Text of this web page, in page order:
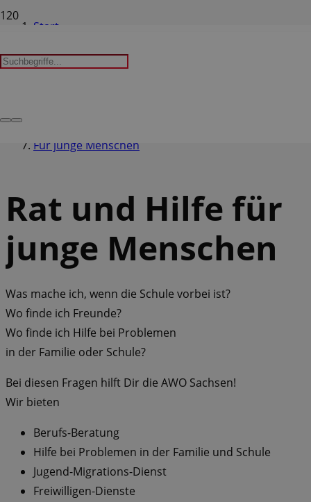
Start
Leichte Sprache
Für junge Menschen
Rat und Hilfe für
junge Menschen
Was mache ich, wenn die Schule vorbei ist?
Wo finde ich Freunde?
Wo finde ich Hilfe bei Problemen
in der Familie oder Schule?
Bei diesen Fragen hilft Dir die AWO Sachsen!
Wir bieten
Berufs-Beratung
Hilfe bei Problemen in der Familie und Schule
Jugend-Migrations-Dienst
Freiwilligen-Dienste